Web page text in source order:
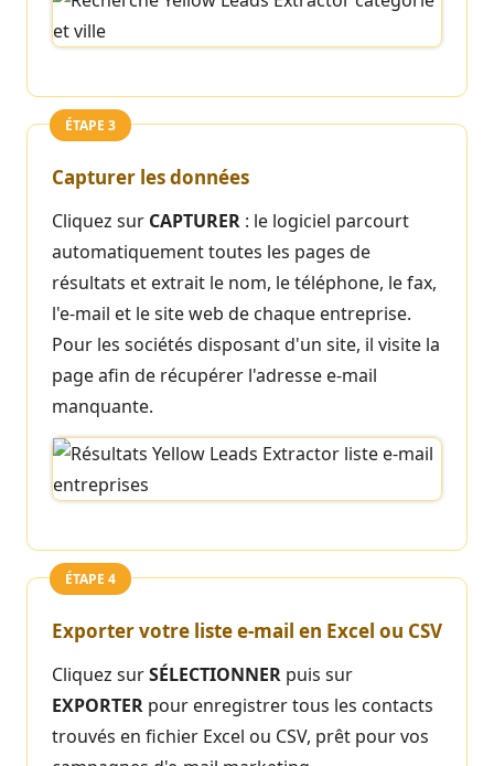
ÉTAPE 3
Capturer les données
Cliquez sur CAPTURER : le logiciel parcourt
automatiquement toutes les pages de
résultats et extrait le nom, le téléphone, le fax,
l'e-mail et le site web de chaque entreprise.
Pour les sociétés disposant d'un site, il visite la
page afin de récupérer l'adresse e-mail
manquante.
ÉTAPE 4
Exporter votre liste e-mail en Excel ou CSV
Cliquez surSÉLECTIONNER puis sur
EXPORTER pour enregistrer tous les contacts
trouvés en fichier Excel ou CSV, prêt pour vos